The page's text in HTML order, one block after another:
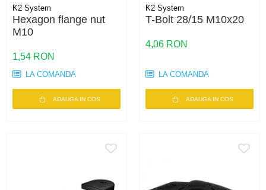
K2 System
Hexagon flange nut
M10
1,54 RON
LA COMANDA
ADAUGA IN COS
K2 System
T-Bolt 28/15 M10x20
4,06 RON
LA COMANDA
ADAUGA IN COS